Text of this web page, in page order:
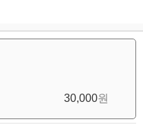
30,000원